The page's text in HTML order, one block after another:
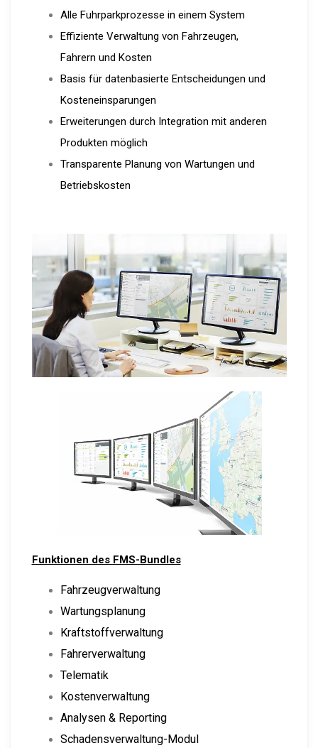
Alle Fuhrparkprozesse in einem System
Effiziente Verwaltung von Fahrzeugen,
Fahrern und Kosten
Basis für datenbasierte Entscheidungen und
Kosteneinsparungen
Erweiterungen durch Integration mit anderen
Produkten möglich
Transparente Planung von Wartungen und
Betriebskosten
Funktionen des FMS-Bundles
Fahrzeugverwaltung
Wartungsplanung
Kraftstoffverwaltung
Fahrerverwaltung
Telematik
Kostenverwaltung
Analysen & Reporting
Schadensverwaltung-Modul